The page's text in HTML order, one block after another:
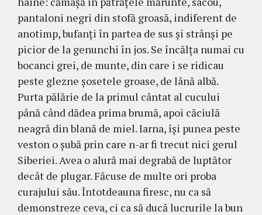
pantaloni negri din stofă groasă, indiferent de
anotimp, bufanţi în partea de sus şi strânşi pe
picior de la genunchi în jos. Se încălţa numai cu
bocanci grei, de munte, din care i se ridicau
peste glezne şosetele groase, de lână albă.
Purta pălărie de la primul cântat al cucului
până când dădea prima brumă, apoi căciulă
neagră din blană de miel. Iarna, îşi punea peste
veston o şubă prin care n-ar fi trecut nici gerul
Siberiei. Avea o alură mai degrabă de luptător
decât de plugar. Făcuse de multe ori proba
curajului său. Întotdeauna firesc, nu ca să
demons­treze ceva, ci ca să ducă lucrurile la bun